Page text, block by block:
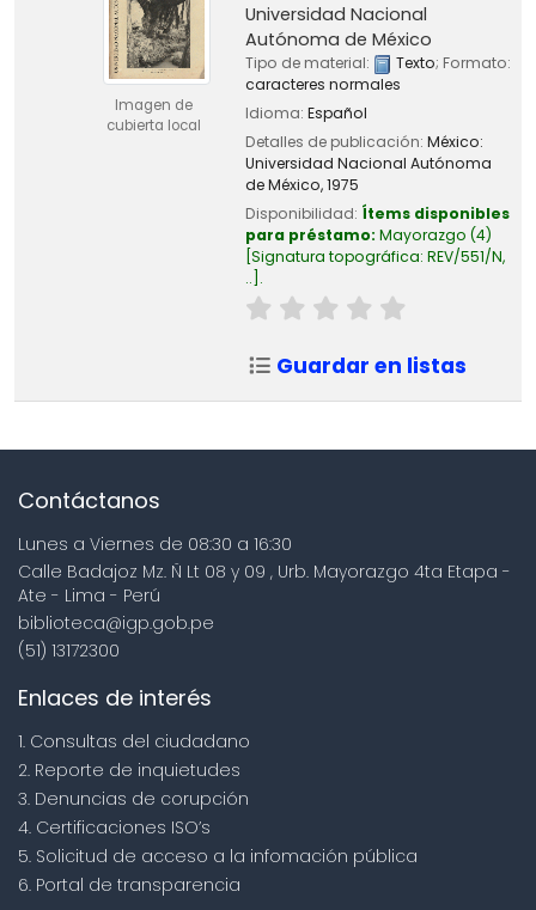
Imagen de
cubierta local
Universidad Nacional
Autónoma de México
Tipo de material: Texto; Formato:
caracteres normales
Idioma: Español
Detalles de publicación: México:
Universidad Nacional Autónoma
de México,1975
Disponibilidad: Ítems disponibles
para préstamo: Mayorazgo (4)
Signatura topográfica: REV/551/N,
.. .
Guardar en listas
Contáctanos
Lunes a Viernes de 08:30 a 16:30
Calle Badajoz Mz. Ñ Lt 08 y 09 , Urb. Mayorazgo 4ta Etapa -
Ate - Lima - Perú
biblioteca@igp.gob.pe
(51) 13172300
Enlaces de interés
1. Consultas del ciudadano
2. Reporte de inquietudes
3. Denuncias de corupción
4. Certificaciones ISO’s
5. Solicitud de acceso a la infomación pública
6. Portal de transparencia